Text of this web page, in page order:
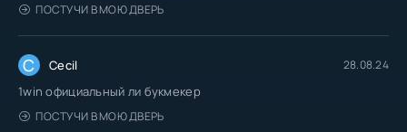
ПОСТУЧИ В МОЮ ДВЕРЬ
C Cecil 28.08.24
1win официальный ли букмекер
ПОСТУЧИ В МОЮ ДВЕРЬ